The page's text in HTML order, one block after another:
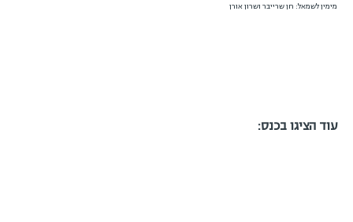
מימין לשמאל: חן שרייבר ושרון אורן
עוד הציגו בכנס: